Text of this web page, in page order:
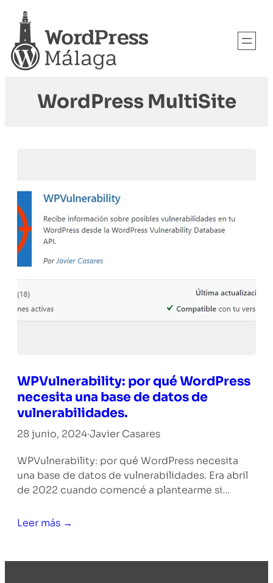
WordPress MultiSite
WPVulnerability: por qué WordPress
necesita una base de datos de
vulnerabilidades.
28 junio, 2024·Javier Casares
WPVulnerability: por qué WordPress necesita
una base de datos de vulnerabilidades. Era abril
de 2022 cuando comencé a plantearme si…
Leer más →